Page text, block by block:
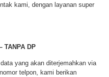
kami, dengan layanan super
TANPA DP
yang akan diterjemahkan via
telpon, kami berikan